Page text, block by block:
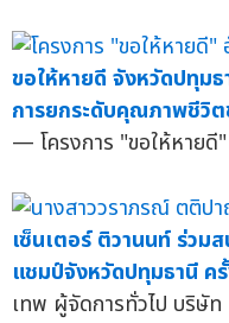
ขอให้หายดี จังหวัดปทุม
การยกระดับคุณภาพชีวิ
— โครงการ "ขอให้หายดี
เซ็นเตอร์ ติวานนท์ ร่วม
แชมป์จังหวัดปทุมธานี ค
เทพ ผู้จัดการทั่วไป บริษัท